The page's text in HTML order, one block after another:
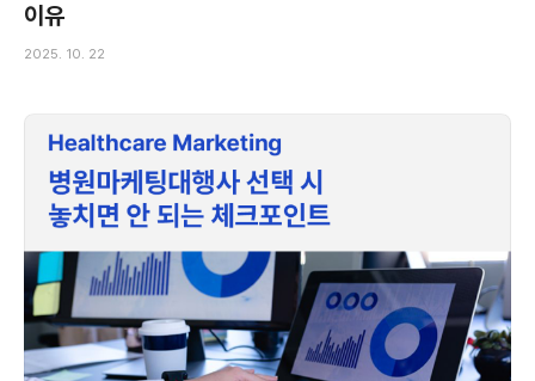
이유
2025. 10. 22